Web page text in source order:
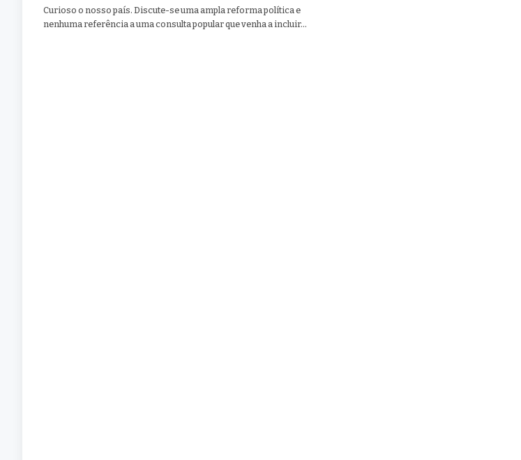
Curioso o nosso país. Discute-se uma ampla reforma política e
nenhuma referência a uma consulta popular que venha a incluir…